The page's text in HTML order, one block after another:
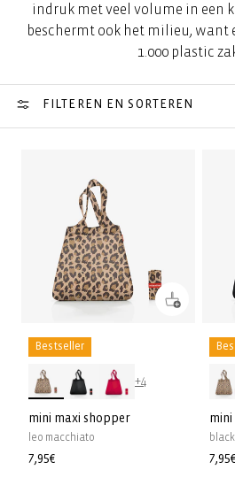
indruk met veel volume in een
beschermt ook het milieu, want
1.000 plastic
FILTEREN EN SORTEREN
Bestseller
+4
mini maxi shopper
leo macchiato
Normale
7,95€
black
7,95€